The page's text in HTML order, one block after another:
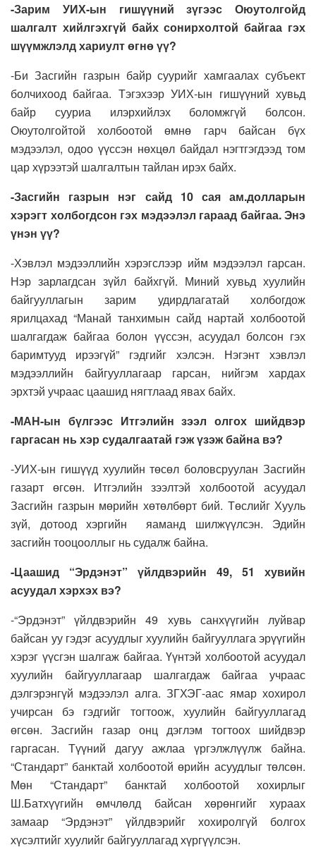
-Зарим УИХ-ын гишүүний зүгээс Оюутолгойд
шалгалт хийлгэхгүй байх сонирхолтой байгаа гэх
шүүмжлэлд хариулт өгнө үү?
-Би Засгийн газрын байр суурийг хамгаалах субъект
болчихоод байгаа. Тэгэхээр УИХ-ын гишүүний хувьд
байр сууриа илэрхийлэх боломжгүй болсон.
Оюутолгойтой холбоотой өмнө гарч байсан бүх
мэдээлэл, одоо үүссэн нөхцөл байдал нэгтгэгдээд том
цар хүрээтэй шалгалтын тайлан ирэх байх.
-Засгийн газрын нэг сайд 10 сая ам.долларын
хэрэгт холбогдсон гэх мэдээлэл гараад байгаа. Энэ
үнэн үү?
-Хэвлэл мэдээллийн хэрэгслээр ийм мэдээлэл гарсан.
Нэр зарлагдсан зүйл байхгүй. Миний хувьд хуулийн
байгууллагын зарим удирдлагатай холбогдож
ярилцахад “Манай танхимын сайд нартай холбоотой
шалгагдаж байгаа болон үүссэн, асуудал болсон гэх
баримтууд ирээгүй” гэдгийг хэлсэн. Нэгэнт хэвлэл
мэдээллийн байгууллагаар гарсан, нийгэм хардах
эрхтэй учраас цаашид нягтлаад явах байх.
-МАН-ын бүлгээс Итгэлийн зээл олгох шийдвэр
гаргасан нь хэр судалгаатай гэж үзэж байна вэ?
-УИХ-ын гишүүд хуулийн төсөл боловсруулан Засгийн
газарт өгсөн. Итгэлийн зээлтэй холбоотой асуудал
Засгийн газрын мөрийн хөтөлбөрт бий. Төслийг Хууль
зүй, дотоод хэргийн яаманд шилжүүлсэн. Эдийн
засгийн тооцооллыг нь судалж байна.
-Цаашид “Эрдэнэт” үйлд­вэрийн 49, 51 хувийн
асуудал хэрхэх вэ?
-“Эрдэнэт” үйлдвэрийн 49 хувь санхүүгийн луйвар
байсан уу гэдэг асуудлыг хуулийн байгууллага эрүүгийн
хэрэг үүсгэн шалгаж байгаа. Үүнтэй холбоотой асуудал
хуулийн байгууллагаар шалгагдаж байгаа учраас
дэлгэрэнгүй мэдээлэл алга. ЗГХЭГ-аас ямар хохирол
учирсан бэ гэдгийг тогтоож, хуулийн байгууллагад
өгсөн. Засгийн газар онц дэглэм тогтоох шийдвэр
гаргасан. Түүний дагуу ажлаа үргэлжлүүлж байна.
“Стандарт” банктай холбоотой өрийн асуудлыг төлсөн.
Мөн “Стандарт” банктай холбоотой хохирлыг
Ш.Батхүүгийн өмчлөлд байсан хөрөнгийг хураах
замаар “Эрдэнэт” үйлдвэрийг хохиролгүй болгох
хүсэлтийг хуулийг байгууллагад хүргүүлсэн.